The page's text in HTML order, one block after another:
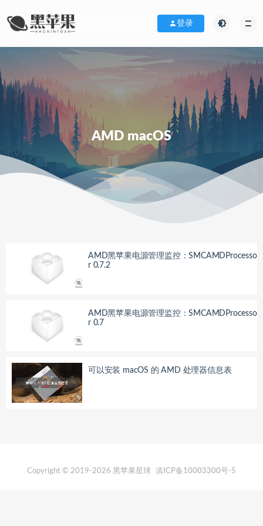
登录
AMD macOS
AMD黑苹果电源管理监控：SMCAMDProcesso
r 0.7.2
AMD黑苹果电源管理监控：SMCAMDProcesso
r 0.7
可以安装 macOS 的 AMD 处理器信息表
Copyright © 2019-2026 黑苹果星球 滇ICP备10003300号-5